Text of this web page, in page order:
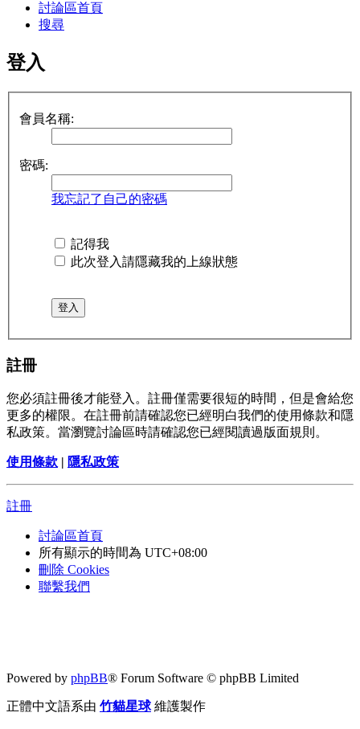
討論區首頁
搜尋
登入
會員名稱:
密碼:
我忘記了自己的密碼
記得我
此次登入請隱藏我的上線狀態
註冊
您必須註冊後才能登入。註冊僅需要很短的時間，但是會給您
更多的權限。在註冊前請確認您已經明白我們的使用條款和隱
私政策。當瀏覽討論區時請確認您已經閱讀過版面規則。
使用條款 | 隱私政策
註冊
討論區首頁
所有顯示的時間為 UTC+08:00
刪除 Cookies
聯繫我們
Powered by phpBB® Forum Software © phpBB Limited
正體中文語系由 竹貓星球維護製作